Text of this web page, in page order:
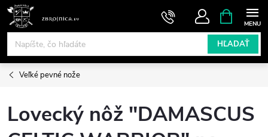
Prejsť
obsah
HĽADAŤ
KOŠÍK
Veľké pevné nože
Lovecký nôž "DAMASCUS